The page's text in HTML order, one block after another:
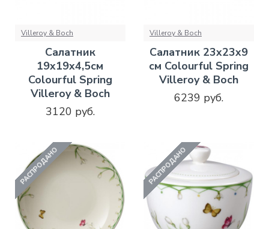
Villeroy & Boch
Салатник
19х19х4,5см
Colourful Spring
Villeroy & Boch
3120 руб.
Villeroy & Boch
Салатник 23х23х9
см Colourful Spring
Villeroy & Boch
6239 руб.
РАСПРОДАНО РАСПРОДАНО